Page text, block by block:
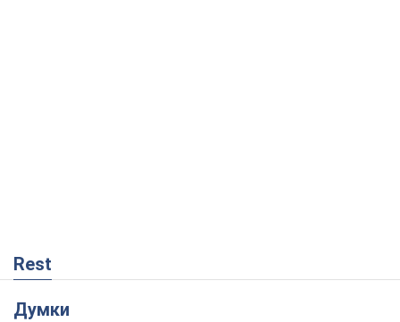
Rest
Думки